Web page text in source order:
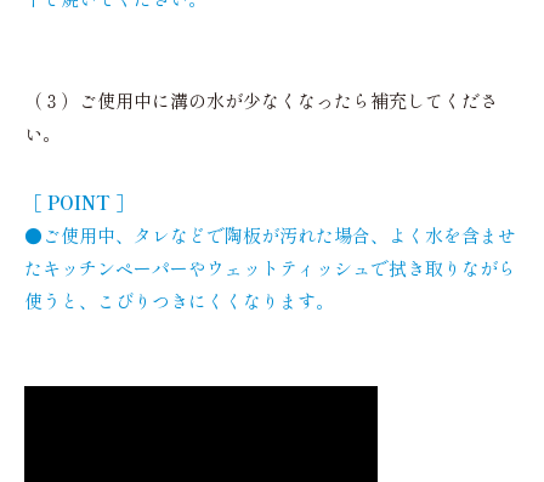
（３）ご使用中に溝の水が少なくなったら補充してくださ
い。
［ POINT ］
●ご使用中、タレなどで陶板が汚れた場合、よく水を含ませ
たキッチンペーパーやウェットティッシュで拭き取りながら
使うと、こびりつきにくくなります。